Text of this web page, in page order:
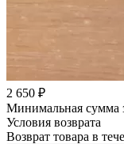
2 650 ₽
Минимальная сумма
Условия возврата
Возврат товара в